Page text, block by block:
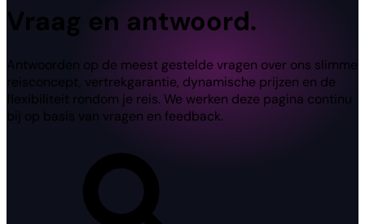
Vraag en antwoord.
Antwoorden op de meest gestelde vragen over ons slimme
reisconcept, vertrekgarantie, dynamische prijzen en de
flexibiliteit rondom je reis. We werken deze pagina continu
bij op basis van vragen en feedback.